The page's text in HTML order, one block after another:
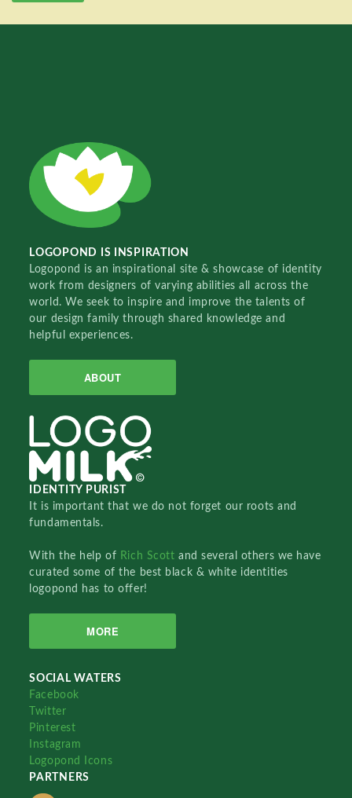
LOGOPOND IS INSPIRATION
Logopond is an inspirational site & showcase of identity
work from designers of varying abilities all across the
world. We seek to inspire and improve the talents of
our design family through shared knowledge and
helpful experiences.
ABOUT
IDENTITY PURIST
It is important that we do not forget our roots and
fundamentals.
With the help of Rich Scottand several others we have
curated some of the best black & white identities
logopond has to offer!
MORE
SOCIAL WATERS
Facebook
Twitter
Pinterest
Instagram
Logopond Icons
PARTNERS